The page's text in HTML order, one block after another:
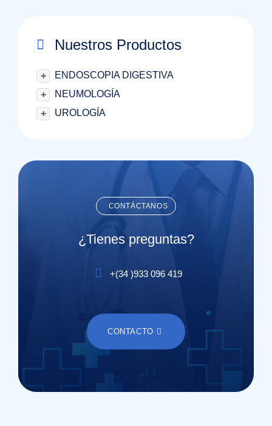
Nuestros Productos
+
ENDOSCOPIA DIGESTIVA
+
NEUMOLOGÍA
+
UROLOGÍA
CONTÁCTANOS
¿Tienes preguntas?
+(34 )933 096 419
CONTACTO